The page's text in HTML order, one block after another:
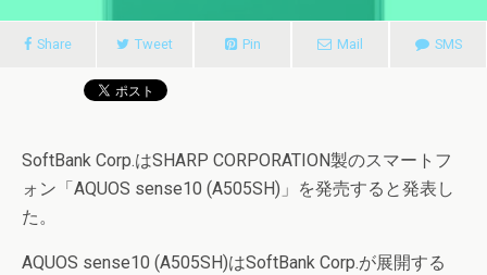
Share Tweet Pin Mail SMS
SoftBank Corp.はSHARP CORPORATION製のスマートフ
ォン「AQUOS sense10 (A505SH)」を発売すると発表し
た。
AQUOS sense10 (A505SH)はSoftBank Corp.が展開する